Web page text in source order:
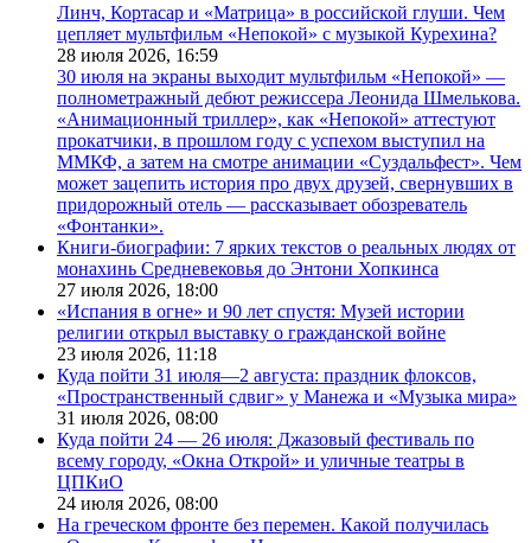
Линч, Кортасар и «Матрица» в российской глуши. Чем
цепляет мультфильм «Непокой» с музыкой Курехина?
28 июля 2026, 16:59
30 июля на экраны выходит мультфильм «Непокой» —
полнометражный дебют режиссера Леонида Шмелькова.
«Анимационный триллер», как «Непокой» аттестуют
прокатчики, в прошлом году с успехом выступил на
ММКФ, а затем на смотре анимации «Суздальфест». Чем
может зацепить история про двух друзей, свернувших в
придорожный отель — рассказывает обозреватель
«Фонтанки».
Книги-биографии: 7 ярких текстов о реальных людях от
монахинь Средневековья до Энтони Хопкинса
27 июля 2026, 18:00
«Испания в огне» и 90 лет спустя: Музей истории
религии открыл выставку о гражданской войне
23 июля 2026, 11:18
Куда пойти 31 июля—2 августа: праздник флоксов,
«Пространственный сдвиг» у Манежа и «Музыка мира»
31 июля 2026, 08:00
Куда пойти 24 — 26 июля: Джазовый фестиваль по
всему городу, «Окна Открой» и уличные театры в
ЦПКиО
24 июля 2026, 08:00
На греческом фронте без перемен. Какой получилась